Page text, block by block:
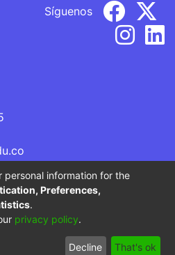
Síguenos
Institución de Educación
sujeta a inspección y vigilancia
de Educación Nacional.
End User
Send
personal information for the
Preferences,
.
privacy policy.
Decline That's ok